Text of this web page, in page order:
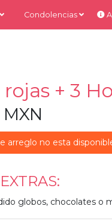
Condolencias
rojas + 3
arreglo no esta
globos, chocolates o